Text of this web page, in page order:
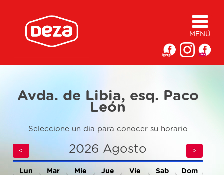
Avda. de Libia, esq. Paco
León
Seleccione un dia para conocer su horario
< 2026 Agosto >
Lun Mar Mie Jue Vie Sab Dom
MENÚ